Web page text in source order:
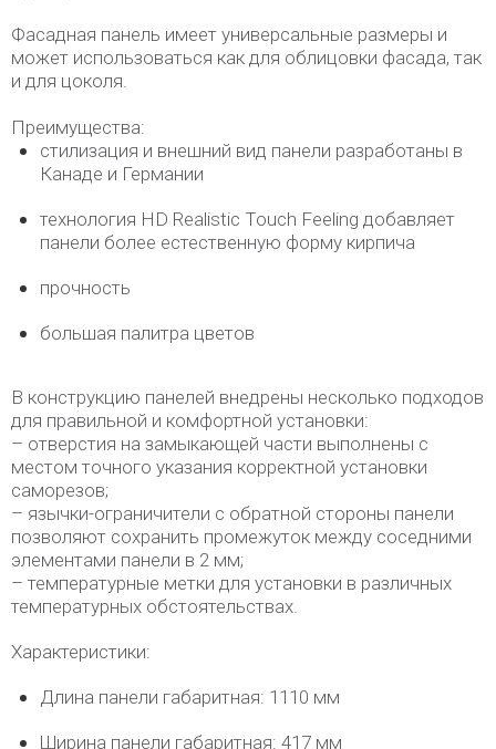
Фасадная панель имеет универсальные размеры и
может использоваться как для облицовки фасада, так
и для цоколя.
Преимущества:
стилизация и внешний вид панели разработаны в
Канаде и Германии
технология HD Realistic Touch Feeling добавляет
панели более естественную форму кирпича
прочность
большая палитра цветов
В конструкцию панелей внедрены несколько подходов
для правильной и комфортной установки:
– отверстия на замыкающей части выполнены с
местом точного указания корректной установки
саморезов;
– язычки-ограничители с обратной стороны панели
позволяют сохранить промежуток между соседними
элементами панели в 2 мм;
– температурные метки для установки в различных
температурных обстоятельствах.
Характеристики:
Длина панели габаритная: 1110 мм
Ширина панели габаритная: 417 мм